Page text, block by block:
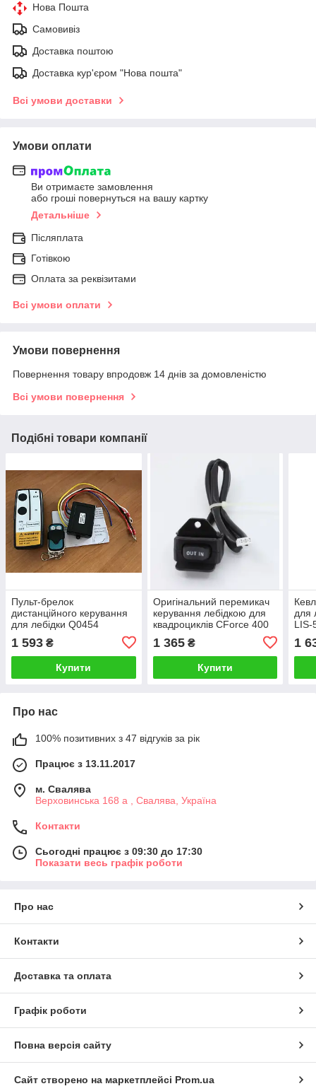
Нова Пошта
Самовивіз
Доставка поштою
Доставка кур'єром "Нова пошта"
Всі умови доставки
Умови оплати
Ви отримаєте замовлення
або гроші повернуться на вашу картку
Детальніше
Післяплата
Готівкою
Оплата за реквізитами
Всі умови оплати
Умови повернення
Повернення товару впродовж 14 днів за домовленістю
Всі умови повернення
Подібні товари компанії
Пульт-брелок
дистанційного керування
для лебідки Q0454
1 593 ₴
Купити
Оригінальний перемикач
керування лебідкою для
квадроциклів CForce 400
7020-150710
1 365₴
Купити
для
LIS-
1
Про нас
100% позитивних з 47 відгуків за рік
Працює з 13.11.2017
м. Свалява
Верховинська 168 а , Свалява, Україна
Контакти
Сьогодні працює з 09:30 до 17:30
Показати весь графік роботи
Про нас
Контакти
Доставка та оплата
Графік роботи
Повна версія сайту
Сайт створено на маркетплейсі Prom.ua